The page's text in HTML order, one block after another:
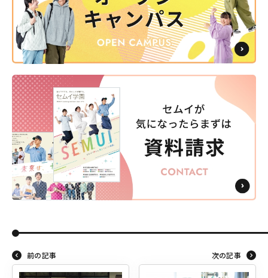
前の記事 次の記事